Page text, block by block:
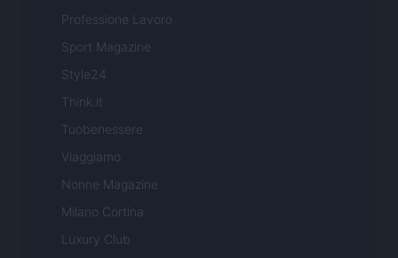
Professione Lavoro
Sport Magazine
Style24
Think.it
Tuobenessere
Viaggiamo
Nonne Magazine
Milano Cortina
Luxury Club